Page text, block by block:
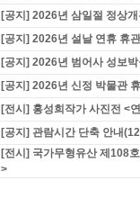
[공지] 2026년 삼일절 정상
[공지] 2026년 설날 연휴 휴
[공지] 2026년 범어사 성보
[공지] 2026년 신정 박물관
[전시] 홍성희작가 사진전 <
[공지] 관람시간 단축 안내
[전시] 국가무형유산 제108
>